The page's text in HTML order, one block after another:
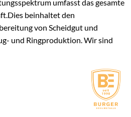
umfasst das gesamte
beinhaltet den
von Scheidgut und
und Ringproduktion. Wir sind